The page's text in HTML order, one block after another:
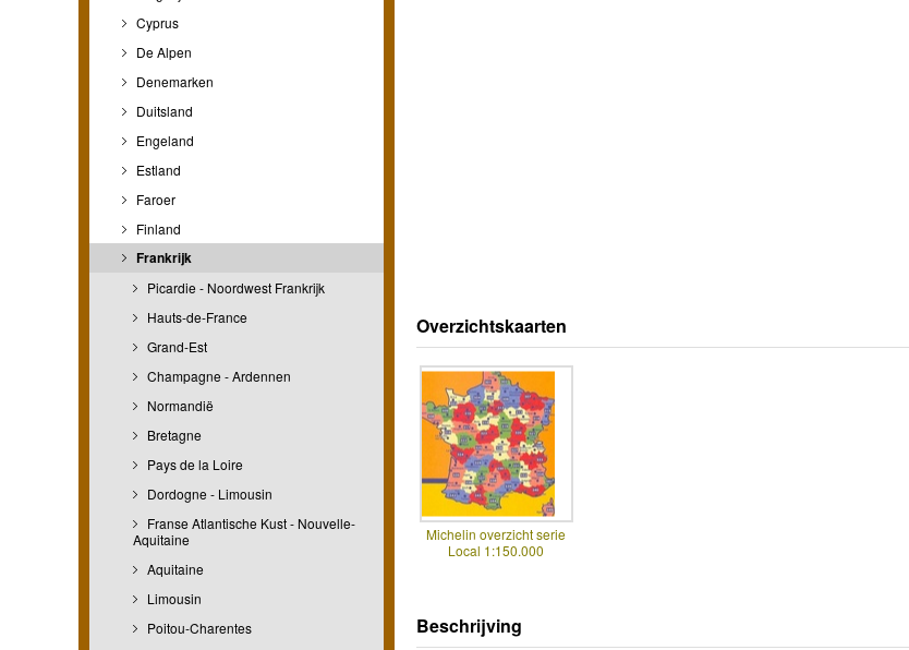
Cyprus
De Alpen
Denemarken
Duitsland
Engeland
Estland
Faroer
Finland
Frankrijk
Picardie - Noordwest Frankrijk
Hauts-de-France
Grand-Est
Champagne - Ardennen
Normandië
Bretagne
Pays de la Loire
Dordogne - Limousin
Franse Atlantische Kust - Nouvelle-
Aquitaine
Aquitaine
Limousin
Poitou-Charentes
Overzichtskaarten
Michelin overzicht serie
Local 1:150.000
Beschrijving